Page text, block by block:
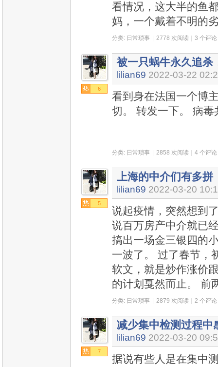
看情况，这大半的鱼
妈，一个戴着不明的
分类: 日常琐事 2778 次阅读 3 个评论
6
被一只蜗牛永久追杀
lilian69 2022-03-22
看到身在法国一个博
切。 转发一下。 病毒
分类: 日常琐事 2858 次阅读 4 个评论
5
上海的中介们有多拼
lilian69 2022-03-20
说起疫情，突然想到
说百万房产中介就已
搞出一场金三银四的
一波了。 过了春节，
软文，就是炒作涨价
的计划戛然而止。 前
分类: 日常琐事 2879 次阅读 2 个评论
7
减少集中检测过程中
lilian69 2022-03-20
据说有些人是在集中